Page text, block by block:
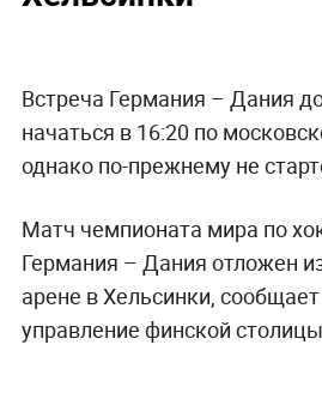
Встреча Германия – Дания
начаться в 16:20 по
однако по-прежнему не
Матч чемпионата мира по
Германия – Дания отложен
арене в Хельсинки,
управление финской столицы.